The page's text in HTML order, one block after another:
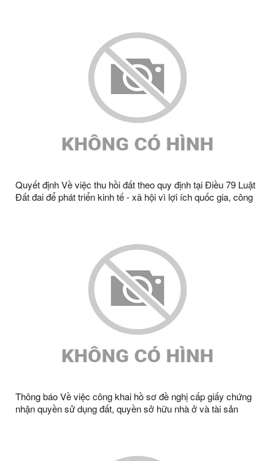
Quyết định Về việc thu hồi đất theo quy định tại Điều 79 Luật
Đất đai để phát triển kinh tế - xã hội vì lợi ích quốc gia, công
Thông báo Về việc công khai hồ sơ đề nghị cấp giấy chứng
nhận quyền sử dụng đất, quyền sở hữu nhà ở và tài sản